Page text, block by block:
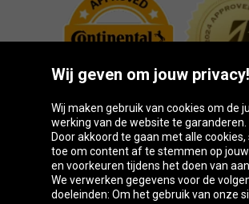
Oponeo-groep
Wij geven om jouw privacy!
Wij maken gebruik van cookies om de
werking van de website te garanderen.
Door akkoord te gaan met alle cookies,
toe om content af te stemmen op
en voorkeuren tijdens het doen van
We verwerken gegevens voor de
doeleinden: Om het gebruik van onze